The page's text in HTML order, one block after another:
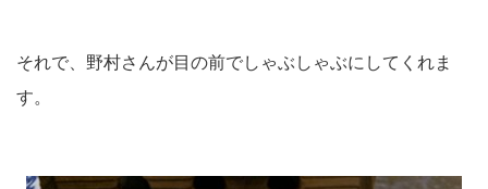
それで、野村さんが目の前でしゃぶしゃぶにしてくれま
す。